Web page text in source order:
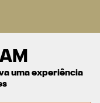
uma experiência